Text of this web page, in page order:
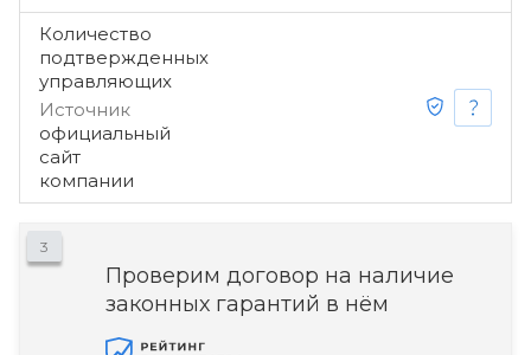
Количество
подтвержденных
управляющих
Источник
официальный
сайт
компании
3
Проверим договор на наличие
законных гарантий в нём